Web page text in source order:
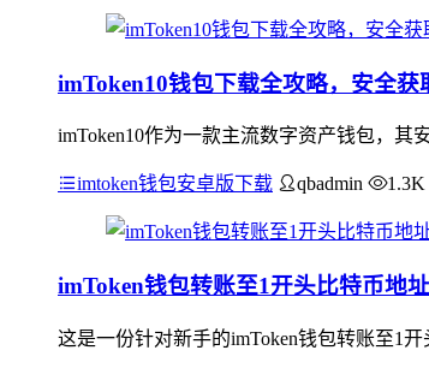
imToken10钱包下载全攻略，安全
imToken10作为一款主流数字资产钱包，
imtoken钱包安卓版下载 qbadmin 1.3K
imToken钱包转账至1开头比特币地
这是一份针对新手的imToken钱包转账至1